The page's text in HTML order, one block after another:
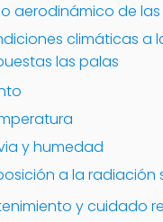
aerodinámico de
climáticas a
las palas
y humedad
a la radiación
y cuidado